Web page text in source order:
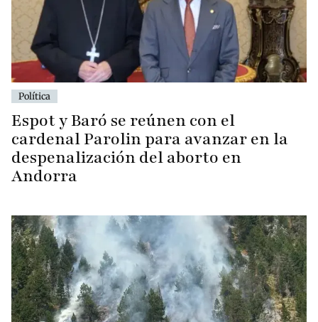
Política
Espot y Baró se reúnen con el
cardenal Parolin para avanzar en la
despenalización del aborto en
Andorra